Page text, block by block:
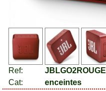
Ref:
JBLGO2ROUGE
Cat:
enceintes